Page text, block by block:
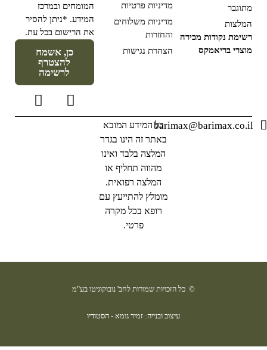
מתוגבר
המלצות
רשימת נקודות מכירה
מוצרי בריאמקס
מדיניות פרטיות
מדיניות משלוחים
והחזרות
הצהרת נגישות
המומחים ובמרכז
המידע. *ניתן להסיר
את הרישום בכל עת.
כן, אשמח
להצטרף
לרשימה
barimax@barimax.co.ilכל המידע המובא
באתר זה הינו בגדר
המלצה בלבד ואינו
מהווה תחליף או
המלצה רפואית.
מומלץ להתייעץ עם
רופא בכל מקרה
פרטי.
© כל הזכויות שמורות לחב' נובוקוגיטו בע"מ
עיצוב ובנייה: זמיר גומא - הסטודיו